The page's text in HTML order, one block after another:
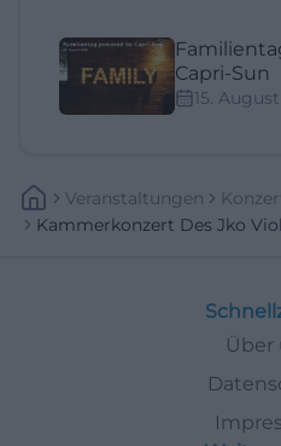
Capri-Sun
15.
Veranstaltungen
Kammerkonzert Des Jko
Über